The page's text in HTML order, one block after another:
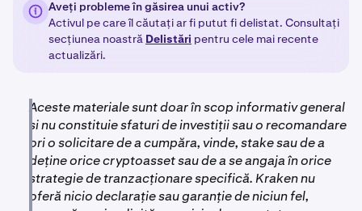
Aveți probleme în găsirea unui activ?
Activul pe care îl căutați ar fi putut fi delistat. Consultați
secțiunea noastră Delistări pentru cele mai recente
actualizări.
Aceste materiale sunt doar în scop informativ general
și nu constituie sfaturi de investiții sau o recomandare
ori o solicitare de a cumpăra, vinde, stake sau de a
deține orice cryptoasset sau de a se angaja în orice
strategie de tranzacționare specifică. Kraken nu
oferă nicio declarație sau garanție de niciun fel,